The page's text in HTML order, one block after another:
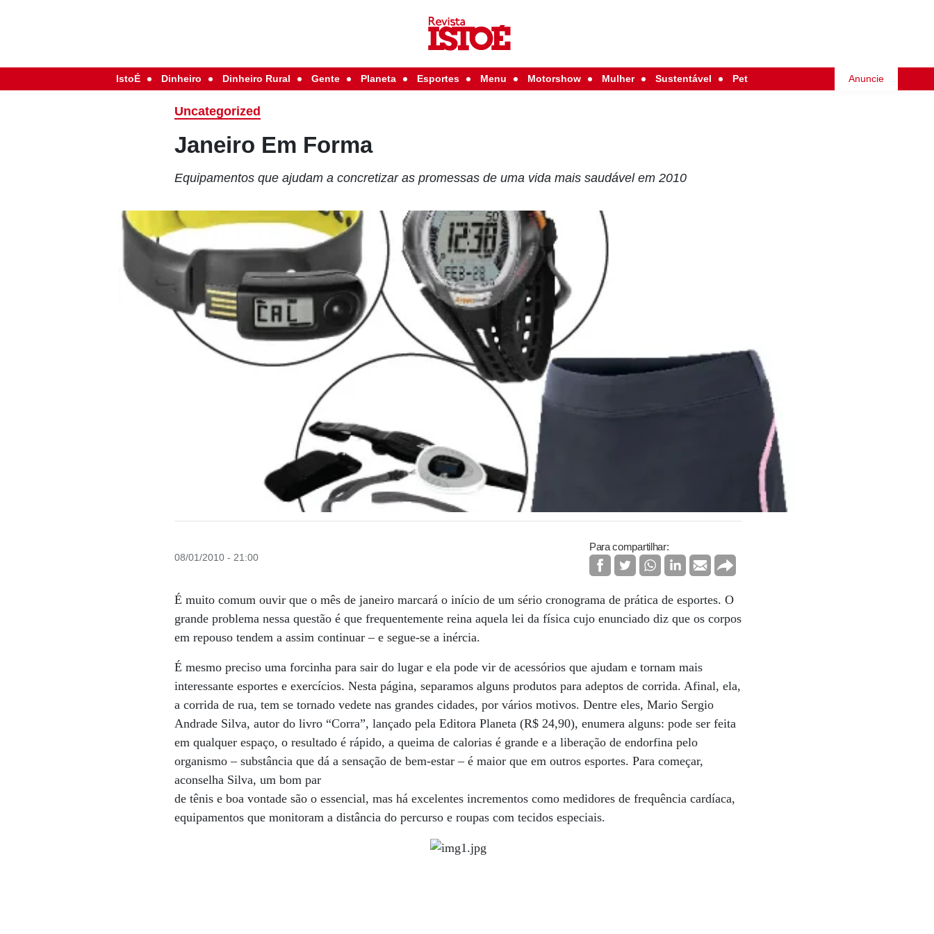
IstoÉ Dinheiro Dinheiro Rural Gente Planeta Esportes Menu Motorshow Mulher Sustentável Pet Anuncie
Uncategorized
Janeiro Em Forma
Equipamentos que ajudam a concretizar as promessas de uma vida mais saudável em 2010
08/01/2010 - 21:00
Para compartilhar:
É muito comum ouvir que o mês de janeiro marcará o início de um sério cronograma de prática de esportes. O
grande problema nessa questão é que frequentemente reina aquela lei da física cujo enunciado diz que os corpos
em repouso tendem a assim continuar – e segue-se a inércia.
É mesmo preciso uma forcinha para sair do lugar e ela pode vir de acessórios que ajudam e tornam mais
interessante esportes e exercícios. Nesta página, separamos alguns produtos para adeptos de corrida. Afinal, ela,
a corrida de rua, tem se tornado vedete nas grandes cidades, por vários motivos. Dentre eles, Mario Sergio
Andrade Silva, autor do livro “Corra”, lançado pela Editora Planeta (R$ 24,90), enumera alguns: pode ser feita
em qualquer espaço, o resultado é rápido, a queima de calorias é grande e a liberação de endorfina pelo
organismo – substância que dá a sensação de bem-estar – é maior que em outros esportes. Para começar,
aconselha Silva, um bom par
de tênis e boa vontade são o essencial, mas há excelentes incrementos como medidores de frequência cardíaca,
equipamentos que monitoram a distância do percurso e roupas com tecidos especiais.